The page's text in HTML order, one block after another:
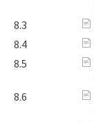
8.3
8.4
8.5
8.6